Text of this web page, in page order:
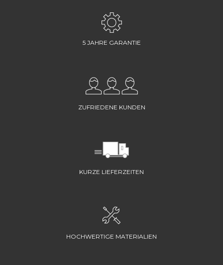
5 JAHRE GARANTIE
ZUFRIEDENE KUNDEN
KURZE LIEFERZEITEN
HOCHWERTIGE MATERIALIEN